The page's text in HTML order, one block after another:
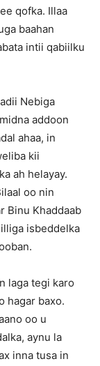
qofka. Illaa
baahan
intii qabiilku
Nebiga
addoon
ahaa, in
kii
ah helayay.
oo nin
Binu Khaddaab
isbeddelka
laga tegi karo
hagar baxo.
oo u
aynu la
inna tusa in